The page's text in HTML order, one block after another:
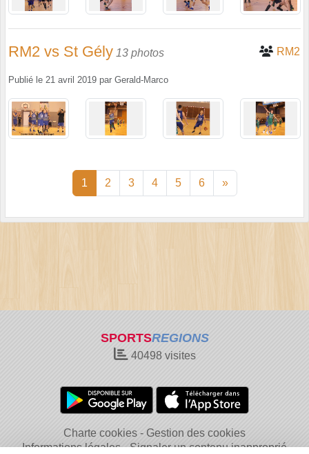
RM2 vs St Gély 13 photos RM2
Publié le 21 avril 2019 par Gerald-Marco
1 2 3 4 5 6 »
SPORTSREGIONS
40498visites
Charte cookies
Gestion des cookies
Informations légales
Signaler un contenu inapproprié